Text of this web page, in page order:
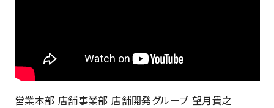
営業本部 店舗事業部 店舗開発グループ 望月貴之